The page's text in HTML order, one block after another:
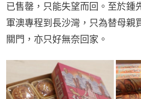
已售罄，只能失望而回。至於鍾
軍澳專程到長沙灣，只為替母親
關門，亦只好無奈回家。